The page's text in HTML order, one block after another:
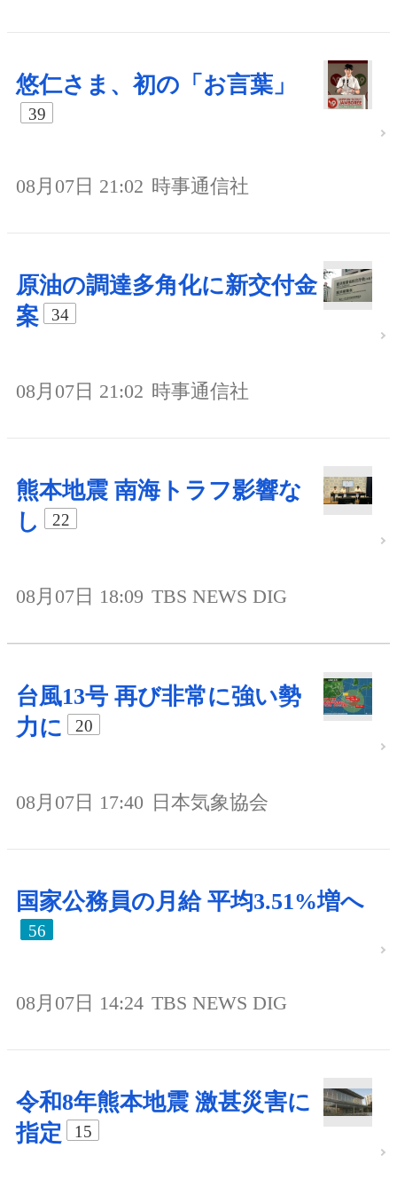
悠仁さま、初の「お言葉」
39
08月07日 21:02 時事通信社
原油の調達多角化に新交付金
案
34
08月07日 21:02 時事通信社
熊本地震 南海トラフ影響な
し
22
08月07日 18:09 TBS NEWS DIG
台風13号 再び非常に強い勢
力に
20
08月07日 17:40 日本気象協会
国家公務員の月給 平均3.51%増へ
56
08月07日 14:24 TBS NEWS DIG
令和8年熊本地震 激甚災害に
指定
15